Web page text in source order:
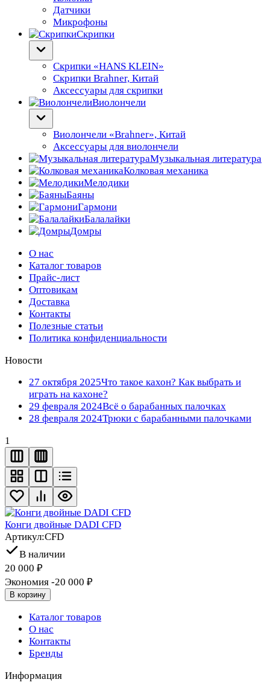
Датчики
Микрофоны
Скрипки
Скрипки «HANS KLEIN»
Скрипки Brahner, Китай
Аксессуары для скрипки
Виолончели
Виолончели «Brahner», Китай
Аксессуары для виолончели
Музыкальная литература
Колковая механика
Мелодики
Баяны
Гармони
Балалайки
Домры
О нас
Каталог товаров
Прайс-лист
Оптовикам
Доставка
Контакты
Полезные статьи
Политика конфиденциальности
Новости
27 октября 2025Что такое кахон? Как выбрать и
играть на кахоне?
29 февраля 2024Всё о барабанных палочках
28 февраля 2024Трюки с барабанными палочками
1
Конги двойные DADI CFD
Артикул:CFD
В наличии
20 000 ₽
Экономия -20 000 ₽
В корзину
Каталог товаров
О нас
Контакты
Бренды
Информация